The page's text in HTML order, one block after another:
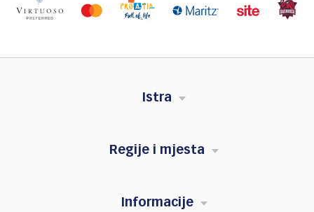
Istra
Regije i mjesta
Informacije